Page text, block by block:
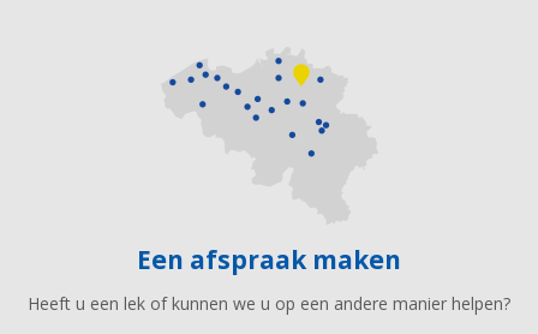
Een afspraak maken
Heeft u een lek of kunnen we u op een andere manier helpen?